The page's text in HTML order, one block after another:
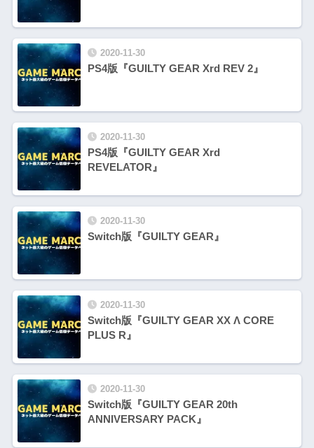
2020-11-30
PS4版『GUILTY GEAR Xrd REV 2』
2020-11-30
PS4版『GUILTY GEAR Xrd
REVELATOR』
2020-11-30
Switch版『GUILTY GEAR』
2020-11-30
Switch版『GUILTY GEAR XX Λ CORE
PLUS R』
2020-11-30
Switch版『GUILTY GEAR 20th
ANNIVERSARY PACK』